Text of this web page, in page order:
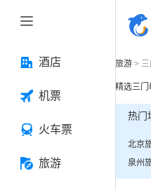
酒店
机票
火车票
旅游
旅游 >
精选三门
热门
北京
泉州